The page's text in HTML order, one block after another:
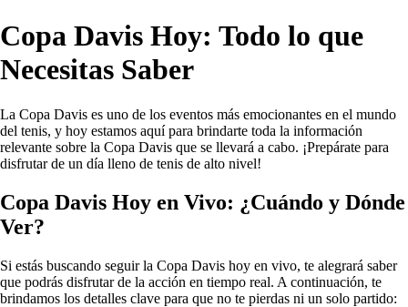
Copa Davis Hoy: Todo lo que
Necesitas Saber
La Copa Davis es uno de los eventos más emocionantes en el mundo
del tenis, y hoy estamos aquí para brindarte toda la información
relevante sobre la Copa Davis que se llevará a cabo. ¡Prepárate para
disfrutar de un día lleno de tenis de alto nivel!
Copa Davis Hoy en Vivo: ¿Cuándo y Dónde
Ver?
Si estás buscando seguir la Copa Davis hoy en vivo, te alegrará saber
que podrás disfrutar de la acción en tiempo real. A continuación, te
brindamos los detalles clave para que no te pierdas ni un solo partido: